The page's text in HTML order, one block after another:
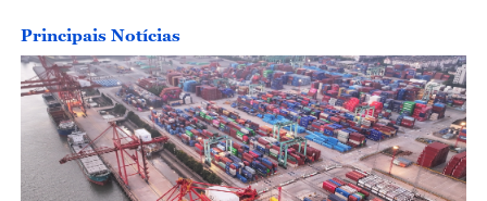
Principais Notícias